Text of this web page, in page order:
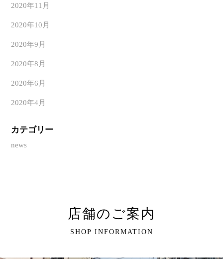
2020年11月
2020年10月
2020年9月
2020年8月
2020年6月
2020年4月
カテゴリー
news
店舗のご案内
SHOP INFORMATION